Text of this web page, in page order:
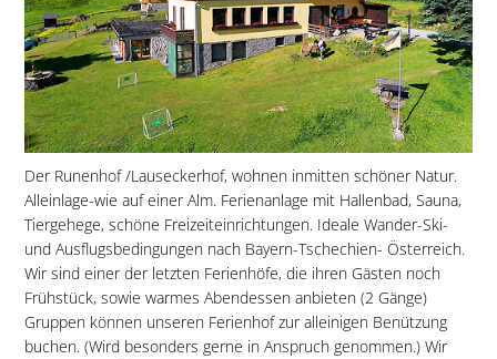
Der Runenhof /Lauseckerhof, wohnen inmitten schöner Natur.
Alleinlage-wie auf einer Alm. Ferienanlage mit Hallenbad, Sauna,
Tiergehege, schöne Freizeiteinrichtungen. Ideale Wander-Ski-
und Ausflugsbedingungen nach Bayern-Tschechien- Österreich.
Wir sind einer der letzten Ferienhöfe, die ihren Gästen noch
Frühstück, sowie warmes Abendessen anbieten (2 Gänge)
Gruppen können unseren Ferienhof zur alleinigen Benützung
buchen. (Wird besonders gerne in Anspruch genommen.) Wir